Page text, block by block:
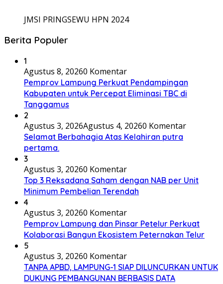
JMSI PRINGSEWU HPN 2024
Berita Populer
1
Agustus 8, 20260 Komentar
Pemprov Lampung Perkuat Pendampingan
Kabupaten untuk Percepat Eliminasi TBC di
Tanggamus
2
Agustus 3, 2026Agustus 4, 20260 Komentar
Selamat Berbahagia Atas Kelahiran putra
pertama.
3
Agustus 3, 20260 Komentar
Top 3 Reksadana Saham dengan NAB per Unit
Minimum Pembelian Terendah
4
Agustus 3, 20260 Komentar
Pemprov Lampung dan Pinsar Petelur Perkuat
Kolaborasi Bangun Ekosistem Peternakan Telur
5
Agustus 3, 20260 Komentar
TANPA APBD, LAMPUNG-1 SIAP DILUNCURKAN UNTUK
DUKUNG PEMBANGUNAN BERBASIS DATA